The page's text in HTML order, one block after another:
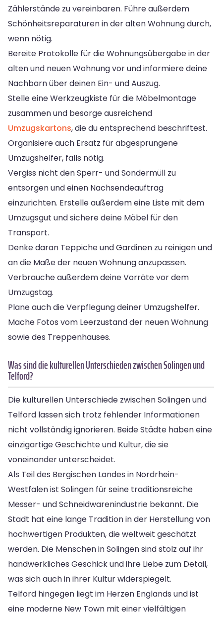
Zählerstände zu vereinbaren. Führe außerdem
Schönheitsreparaturen in der alten Wohnung durch,
wenn nötig.
Bereite Protokolle für die Wohnungsübergabe in der
alten und neuen Wohnung vor und informiere deine
Nachbarn über deinen Ein- und Auszug.
Stelle eine Werkzeugkiste für die Möbelmontage
zusammen und besorge ausreichend
Umzugskartons, die du entsprechend beschriftest.
Organisiere auch Ersatz für abgesprungene
Umzugshelfer, falls nötig.
Vergiss nicht den Sperr- und Sondermüll zu
entsorgen und einen Nachsendeauftrag
einzurichten. Erstelle außerdem eine Liste mit dem
Umzugsgut und sichere deine Möbel für den
Transport.
Denke daran Teppiche und Gardinen zu reinigen und
an die Maße der neuen Wohnung anzupassen.
Verbrauche außerdem deine Vorräte vor dem
Umzugstag.
Plane auch die Verpflegung deiner Umzugshelfer.
Mache Fotos vom Leerzustand der neuen Wohnung
sowie des Treppenhauses.
Was sind die kulturellen Unterschieden zwischen Solingen und
Telford?
Die kulturellen Unterschiede zwischen Solingen und
Telford lassen sich trotz fehlender Informationen
nicht vollständig ignorieren. Beide Städte haben eine
einzigartige Geschichte und Kultur, die sie
voneinander unterscheidet.
Als Teil des Bergischen Landes in Nordrhein-
Westfalen ist Solingen für seine traditionsreiche
Messer- und Schneidwarenindustrie bekannt. Die
Stadt hat eine lange Tradition in der Herstellung von
hochwertigen Produkten, die weltweit geschätzt
werden. Die Menschen in Solingen sind stolz auf ihr
handwerkliches Geschick und ihre Liebe zum Detail,
was sich auch in ihrer Kultur widerspiegelt.
Telford hingegen liegt im Herzen Englands und ist
eine moderne New Town mit einer vielfältigen